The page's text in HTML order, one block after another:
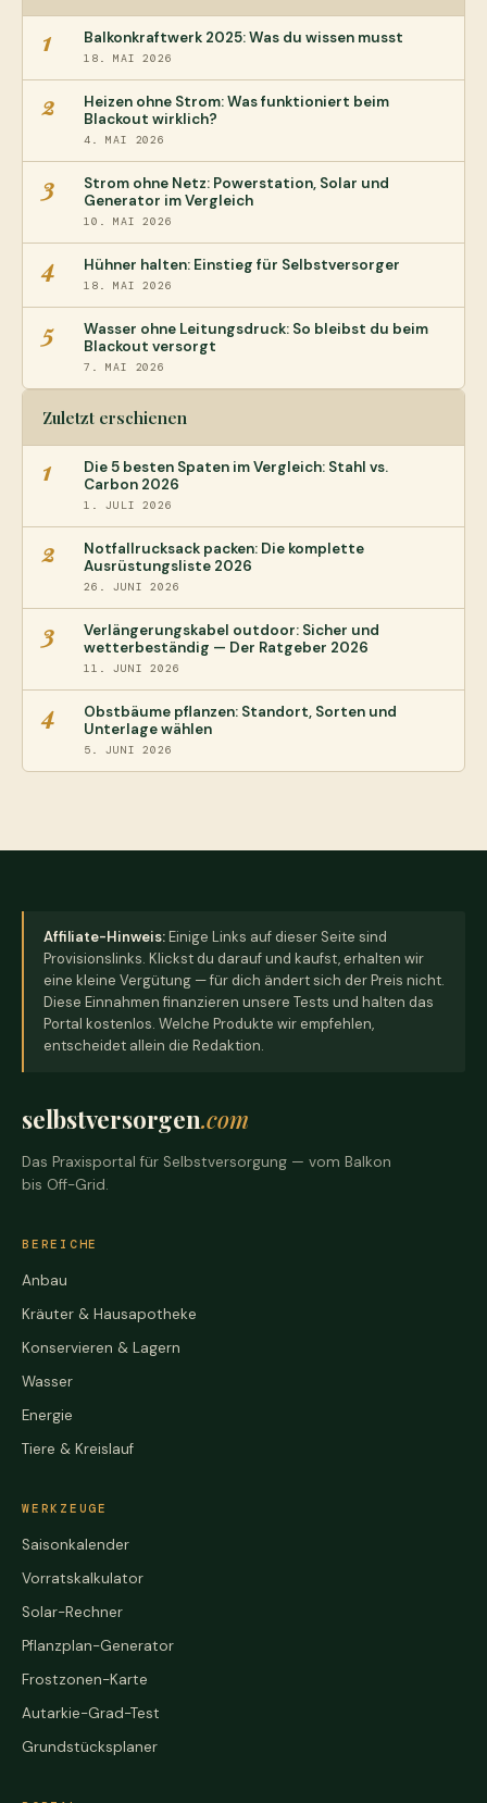
1 Balkonkraftwerk 2025: Was du wissen musst
18. MAI 2026
2
Heizen ohne Strom: Was funktioniert beim
Blackout wirklich?
4. MAI 2026
3
Strom ohne Netz: Powerstation, Solar und
Generator im Vergleich
10. MAI 2026
4 Hühner halten: Einstieg für Selbstversorger
18. MAI 2026
5
Wasser ohne Leitungsdruck: So bleibst du beim
Blackout versorgt
7. MAI 2026
Zuletzt erschienen
1
Die 5 besten Spaten im Vergleich: Stahl vs.
Carbon 2026
1. JULI 2026
2
Notfallrucksack packen: Die komplette
Ausrüstungsliste 2026
26. JUNI 2026
3
Verlängerungskabel outdoor: Sicher und
wetterbeständig — Der Ratgeber 2026
11. JUNI 2026
4
Obstbäume pflanzen: Standort, Sorten und
Unterlage wählen
5. JUNI 2026
Affiliate-Hinweis:Einige Links auf dieser Seite sind
Provisionslinks. Klickst du darauf und kaufst, erhalten wir
eine kleine Vergütung — für dich ändert sich der Preis nicht.
Diese Einnahmen finanzieren unsere Tests und halten das
Portal kostenlos. Welche Produkte wir empfehlen,
entscheidet allein die Redaktion.
selbstversorgen.com
Das Praxisportal für Selbstversorgung — vom Balkon
bis Off-Grid.
BEREICHE
Anbau
Kräuter & Hausapotheke
Konservieren & Lagern
Wasser
Energie
Tiere & Kreislauf
WERKZEUGE
Saisonkalender
Vorratskalkulator
Solar-Rechner
Pflanzplan-Generator
Frostzonen-Karte
Autarkie-Grad-Test
Grundstücksplaner